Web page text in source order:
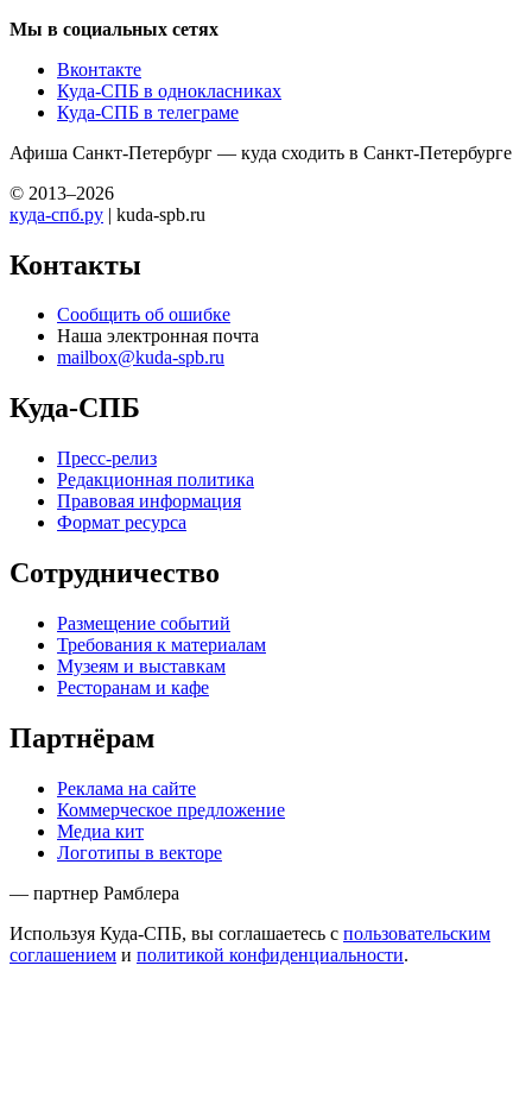
Мы в социальных сетях
Вконтакте
Куда-СПБ в однокласниках
Куда-СПБ в телеграме
Афиша Санкт-Петербург — куда сходить в Санкт-Петербурге
© 2013–2026
куда-спб.ру | kuda-spb.ru
Контакты
Сообщить об ошибке
Наша электронная почта
mailbox@kuda-spb.ru
Куда-СПБ
Пресс-релиз
Редакционная политика
Правовая информация
Формат ресурса
Сотрудничество
Размещение событий
Требования к материалам
Музеям и выставкам
Ресторанам и кафе
Партнёрам
Реклама на сайте
Коммерческое предложение
Медиа кит
Логотипы в векторе
— партнер Рамблера
Используя Куда-СПБ, вы соглашаетесь с пользовательским
соглашением и политикой конфиденциальности.